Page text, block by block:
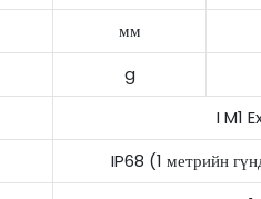
мм
g
I M1
IP68 (1 метрийн